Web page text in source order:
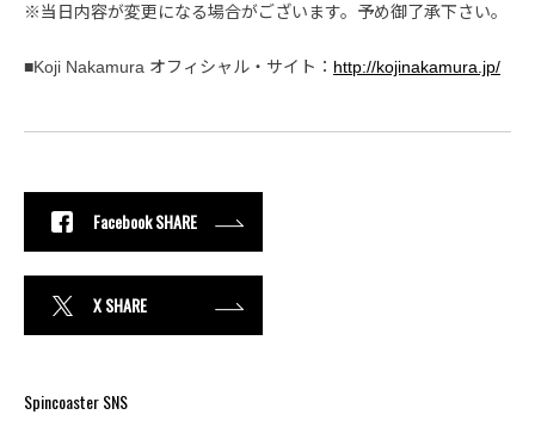
※当日内容が変更になる場合がございます。予め御了承下さい。
■Koji Nakamura オフィシャル・サイト： http://kojinakamura.jp/
Facebook SHARE
X SHARE
Spincoaster SNS